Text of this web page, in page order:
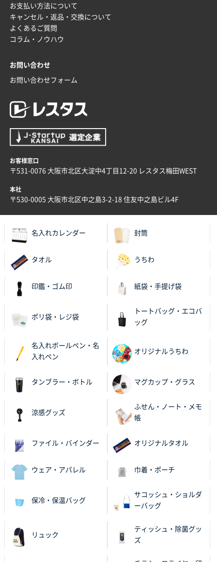
埼玉県G社様
ラミネート紙袋 規格L4サイズ(B4対応)
2025年12月04日 17:34
兵庫県のお客様
スタンダードメモ100P
ロゴが入れられること
大阪府E社様
ECOワンポイントポリ袋 A4サイズ（白）
他部署のスタッフからの指示
A4箔押し名入れクリアファイル300枚
ったので
栃木県M社様
ビオトープデスクメモ100P
前回同様、安心できるから
茨城県G社様
300枚
何度か注文していて、満足していたから
のしメモ100P800枚
のし文言が変更できたのと価格。
ワンポイント箔押し紙袋 Sサイズ(A5対応)100枚
営業ご担当者さまより、ご丁寧なサポートをいただ
き、他のネット印刷サービスよりも安心して購入まで
3000枚
2025年11月06日 14:21
昨年利用した時に、納期と金額面でかなり業者さんを
比較して決めさせていただきました。 昨年注文分も、
お支払い方法について
キャンセル・返品・交換について
よくあるご質問
コラム・ノウハウ
お問い合わせ
お問い合わせフォーム
お客様窓口
〒531-0076 大阪市北区大淀中4丁目12-20 レスタス梅田WEST
本社
〒530-0005 大阪市北区中之島3-2-18 住友中之島ビル4F
名入れカレンダー 封筒
タオル うちわ
印鑑・ゴム印 紙袋・手提げ袋
ポリ袋・レジ袋
トートバッグ・エコバ
ッグ
名入れボールペン・名
入れペン
オリジナルうちわ
タンブラー・ボトル マグカップ・グラス
涼感グッズ
ふせん・ノート・メモ
帳
ファイル・バインダー オリジナルタオル
ウェア・アパレル 巾着・ポーチ
保冷・保温バッグ
サコッシュ・ショルダ
ーバッグ
リュック
ティッシュ・除菌グッ
ズ